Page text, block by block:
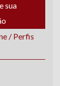
sua
/ Perfis